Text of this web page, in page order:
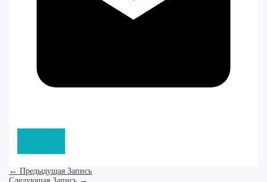
← Предыдущая Запись